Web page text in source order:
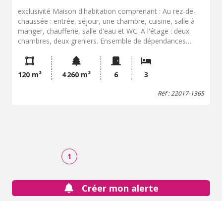
exclusivité Maison d'habitation comprenant : Au rez-de-
chaussée : entrée, séjour, une chambre, cuisine, salle à
manger, chaufferie, salle d'eau et WC. A l'étage : deux
chambres, deux greniers. Ensemble de dépendances
Assainissement individuel terrain 4200 m2 environ
120 m²
4 260 m² 6 3
Réf : 22017-1365
1
Créer mon alerte